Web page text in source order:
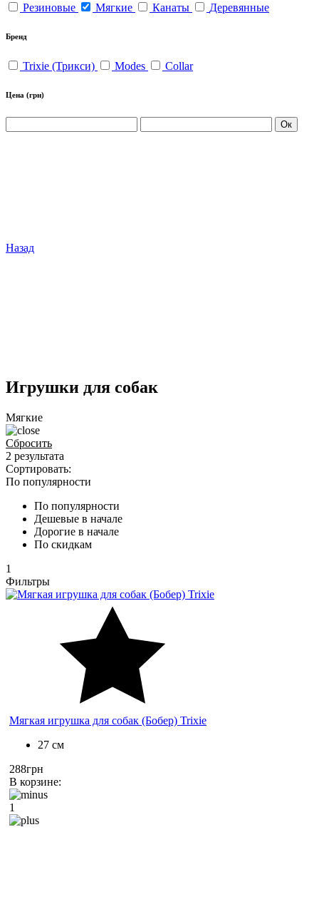
Резиновые Мягкие Канаты Деревянные
Бренд
Trixie (Трикси) Modes Collar
Цена (грн)
Ок
Назад
Игрушки для собак
Мягкие
Сбросить
2 результата
Сортировать:
По популярности
По популярности
Дешевые в начале
Дорогие в начале
По скидкам
1
Фильтры
Мягкая игрушка для собак (Бобер) Trixie
27 см
288грн
В корзине:
1